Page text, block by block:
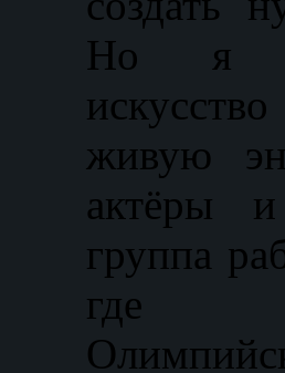
Но я
живую
актёры
группа
где